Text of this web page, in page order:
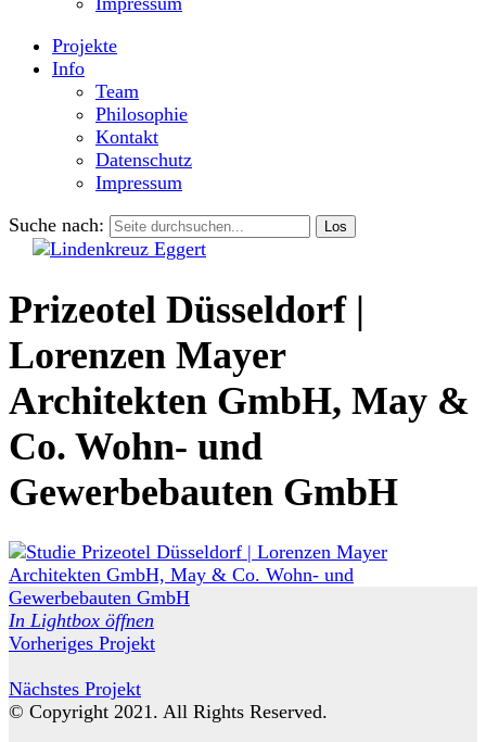
Projekte
Info
Team
Philosophie
Kontakt
Datenschutz
Impressum
Suche nach:
Prizeotel Düsseldorf |
Lorenzen Mayer
Architekten GmbH, May &
Co. Wohn- und
Gewerbebauten GmbH
In Lightbox öffnen
Vorheriges Projekt
Nächstes Projekt
© Copyright 2021. All Rights Reserved.